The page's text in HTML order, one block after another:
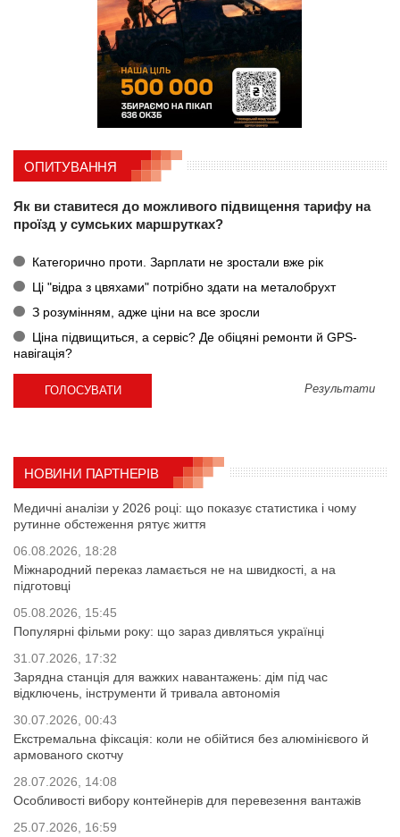
ОПИТУВАННЯ
Як ви ставитеся до можливого підвищення тарифу на
проїзд у сумських маршрутках?
Категорично проти. Зарплати не зростали вже рік
Ці "відра з цвяхами" потрібно здати на металобрухт
З розумінням, адже ціни на все зросли
Ціна підвищиться, а сервіс? Де обіцяні ремонти й GPS-
навігація?
Результати
НОВИНИ ПАРТНЕРІВ
Медичні аналізи у 2026 році: що показує статистика і чому
рутинне обстеження рятує життя
06.08.2026, 18:28
Міжнародний переказ ламається не на швидкості, а на
підготовці
05.08.2026, 15:45
Популярні фільми року: що зараз дивляться українці
31.07.2026, 17:32
Зарядна станція для важких навантажень: дім під час
відключень, інструменти й тривала автономія
30.07.2026, 00:43
Екстремальна фіксація: коли не обійтися без алюмінієвого й
армованого скотчу
28.07.2026, 14:08
Особливості вибору контейнерів для перевезення вантажів
25.07.2026, 16:59